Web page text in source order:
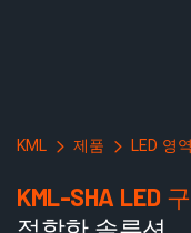
KML 제품 LED 영
KML-SHA LED
적합한 솔루션